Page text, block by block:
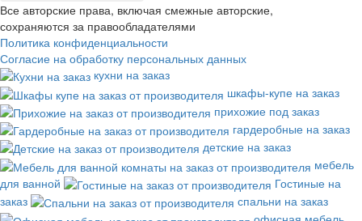
Все авторские права, включая смежные авторские,
сохраняются за правообладателями
Политика конфиденциальности
Согласие на обработку персональных данных
кухни на заказ
шкафы-купе на заказ
прихожие под заказ
гардеробные на заказ
детские на заказ
мебель
для ванной
Гостиные на
заказ
спальни на заказ